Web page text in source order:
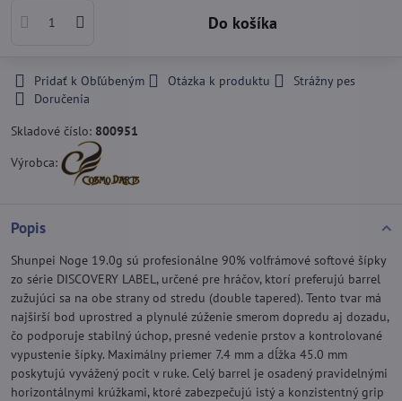
Do košíka
Pridať k Obľúbeným Otázka k produktu
Strážny pes
Doručenia
Skladové číslo: 800951
Výrobca:
Popis
Shunpei Noge 19.0g sú profesionálne 90% volfrámové softové šípky
zo série DISCOVERY LABEL, určené pre hráčov, ktorí preferujú barrel
zužujúci sa na obe strany od stredu (double tapered). Tento tvar má
najširší bod uprostred a plynulé zúženie smerom dopredu aj dozadu,
čo podporuje stabilný úchop, presné vedenie prstov a kontrolované
vypustenie šípky. Maximálny priemer 7.4 mm a dĺžka 45.0 mm
poskytujú vyvážený pocit v ruke. Celý barrel je osadený pravidelnými
horizontálnymi krúžkami, ktoré zabezpečujú istý a konzistentný grip